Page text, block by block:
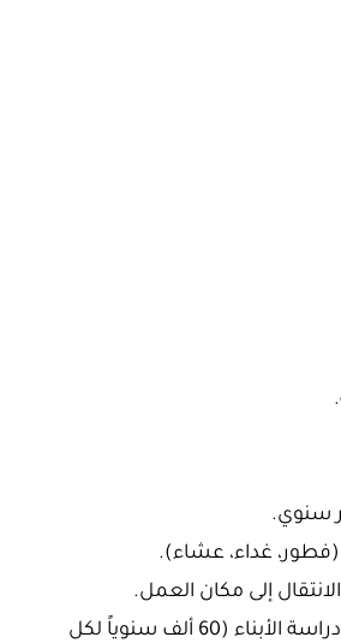
سنوي.
(فطور، غداء، عشاء).
إلى مكان العمل.
تغطية تكاليف دراسة الأبناء (60 ألف سنوياً لكل